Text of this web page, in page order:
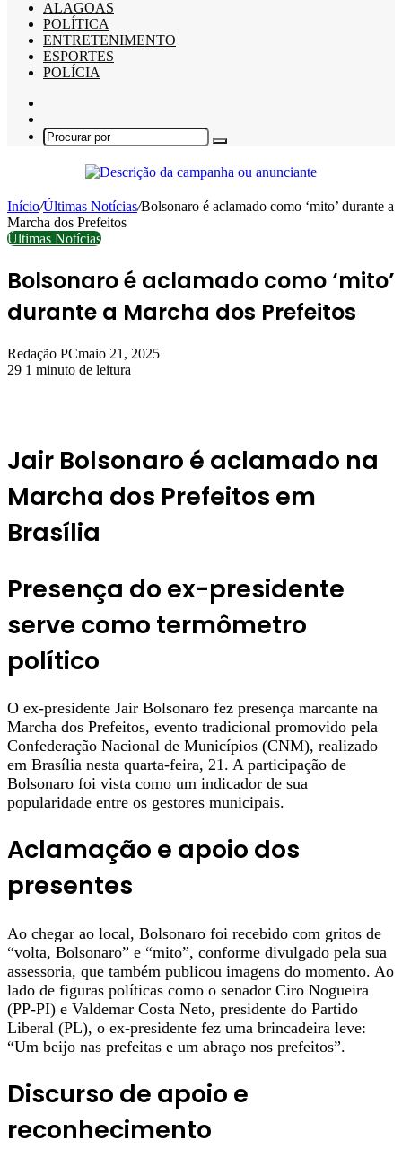
ALAGOAS
POLÍTICA
ENTRETENIMENTO
ESPORTES
POLÍCIA
skin
Procurar
Início/Últimas Notícias/Bolsonaro é aclamado como ‘mito’ durante a
Marcha dos Prefeitos
Últimas Notícias
Bolsonaro é aclamado como ‘mito’
durante a Marcha dos Prefeitos
Redação PCmaio 21, 2025
29 1 minuto de leitura
Jair Bolsonaro é aclamado na
Marcha dos Prefeitos em
Brasília
Presença do ex-presidente
serve como termômetro
político
O ex-presidente Jair Bolsonaro fez presença marcante na
Marcha dos Prefeitos, evento tradicional promovido pela
Confederação Nacional de Municípios (CNM), realizado
em Brasília nesta quarta-feira, 21. A participação de
Bolsonaro foi vista como um indicador de sua
popularidade entre os gestores municipais.
Aclamação e apoio dos
presentes
Ao chegar ao local, Bolsonaro foi recebido com gritos de
“volta, Bolsonaro” e “mito”, conforme divulgado pela sua
assessoria, que também publicou imagens do momento. Ao
lado de figuras políticas como o senador Ciro Nogueira
(PP-PI) e Valdemar Costa Neto, presidente do Partido
Liberal (PL), o ex-presidente fez uma brincadeira leve:
“Um beijo nas prefeitas e um abraço nos prefeitos”.
Discurso de apoio e
reconhecimento